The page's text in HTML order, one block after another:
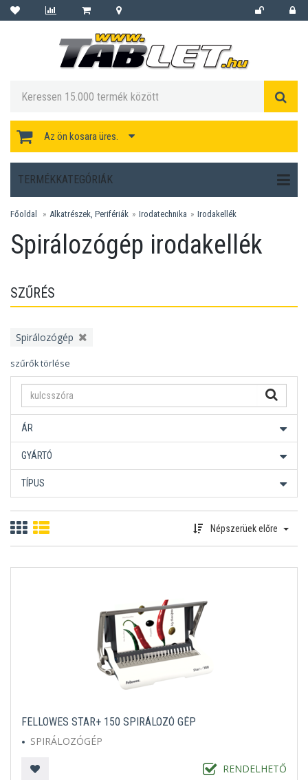
Az ön kosara üres.
TERMÉKKATEGÓRIÁK
Főoldal Alkatrészek, Perifériák Irodatechnika Irodakellék
Spirálozógép irodakellék
SZŰRÉS
Spirálozógép
szűrők törlése
ÁR
GYÁRTÓ
TÍPUS
Népszerüek előre
FELLOWES STAR+ 150 SPIRÁLOZÓ GÉP
SPIRÁLOZÓGÉP
RENDELHETŐ